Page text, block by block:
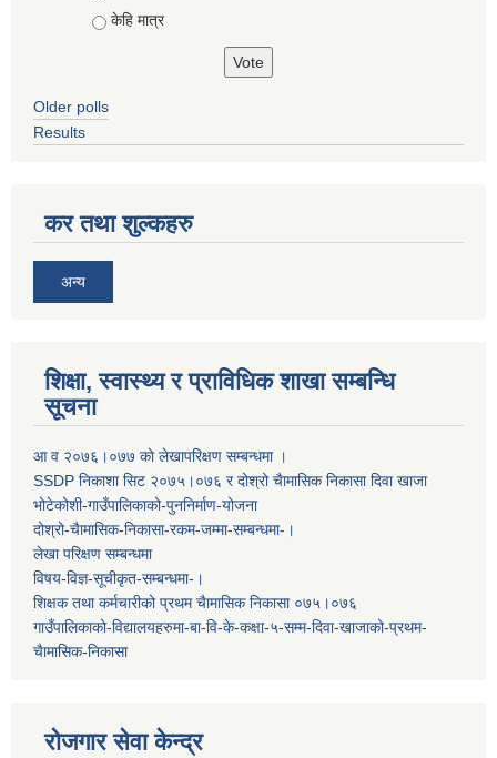
केहि मात्र
Older polls
Results
कर तथा शुल्कहरु
अन्य
शिक्षा, स्वास्थ्य र प्राविधिक शाखा सम्बन्धि
सूचना
आ व २०७६।०७७ काे लेखापरिक्षण सम्बन्धमा ।
SSDP निकाशा सिट २०७५।०७६ र दोश्रो चैामासिक निकासा दिवा खाजा
भोटेकोशी-गाउँपालिकाको-पुननिर्माण-योजना
दोश्रो-चैामासिक-निकासा-रकम-जम्मा-सम्बन्धमा-।
लेखा परिक्षण सम्बन्धमा
विषय-विज्ञ-सूचीकृत-सम्बन्धमा-।
शिक्षक तथा कर्मचारीको प्रथम च‌ैामासिक निकासा ०७५।०७६
गाउँपालिकाको-विद्यालयहरुमा-बा-वि-के-कक्षा-५-सम्म-दिवा-खाजाको-प्रथम-
चैामासिक-निकासा
रोजगार सेवा केन्द्र